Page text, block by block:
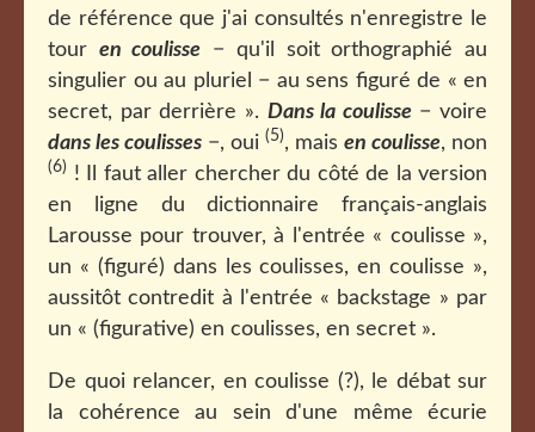
de référence que j'ai consultés n'enregistre le
tour en coulisse − qu'il soit orthographié au
singulier ou au pluriel − au sens figuré de « en
secret, par derrière ». Dans la coulisse− voire
dans les coulisses −, oui (5), mais en coulisse, non
(6) ! Il faut aller chercher du côté de la version
en ligne du dictionnaire français-anglais
Larousse pour trouver, à l'entrée « coulisse »,
un « (figuré) dans les coulisses, en coulisse »,
aussitôt contredit à l'entrée « backstage » par
un « (figurative) en coulisses, en secret ».
De quoi relancer, en coulisse (?), le débat sur
la cohérence au sein d'une même écurie